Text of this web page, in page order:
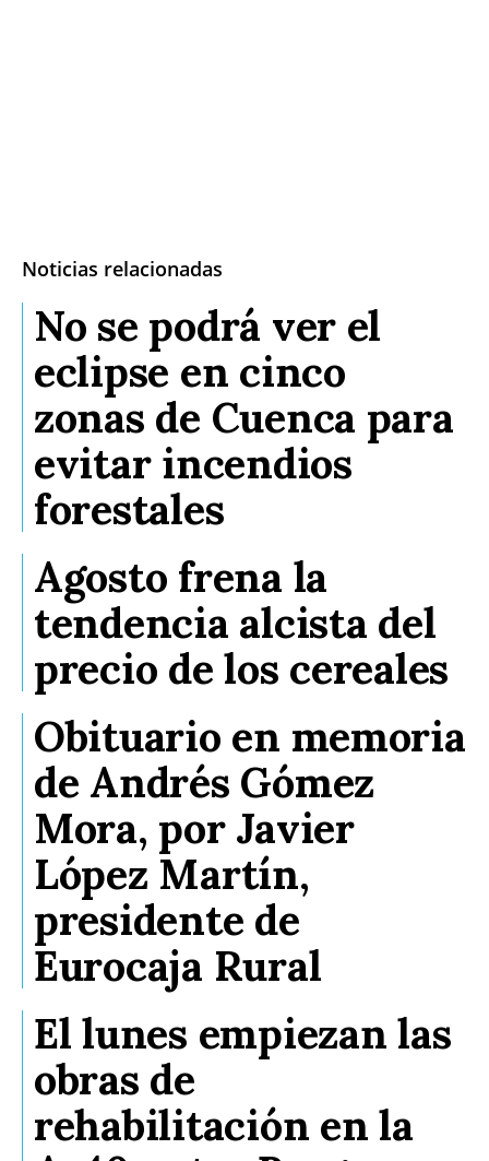
Noticias relacionadas
No se podrá ver el
eclipse en cinco
zonas de Cuenca para
evitar incendios
forestales
Agosto frena la
tendencia alcista del
precio de los cereales
Obituario en memoria
de Andrés Gómez
Mora, por Javier
López Martín,
presidente de
Eurocaja Rural
El lunes empiezan las
obras de
rehabilitación en la